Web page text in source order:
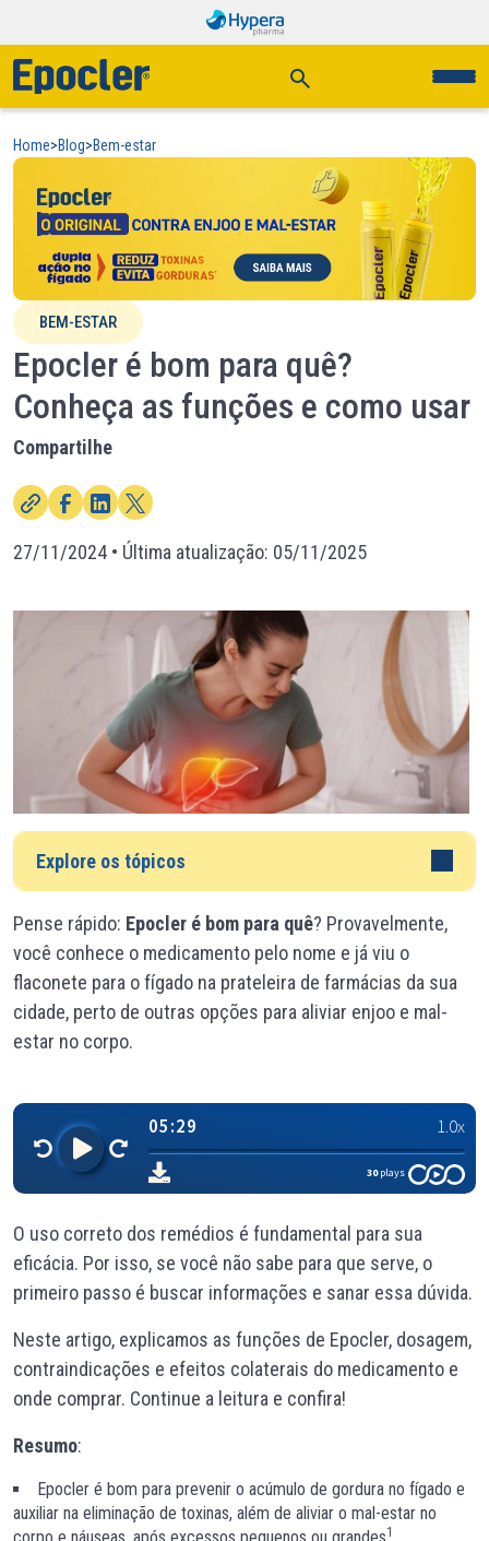
Home>Blog>Bem-estar
BEM-ESTAR
Epocler é bom para quê?
Conheça as funções e como usar
Compartilhe
27/11/2024 • Última atualização: 05/11/2025
Explore os tópicos
Pense rápido: Epocler é bom para quê? Provavelmente,
você conhece o medicamento pelo nome e já viu o
flaconete para o fígado na prateleira de farmácias da sua
cidade, perto de outras opções para aliviar enjoo e mal-
estar no corpo.
O uso correto dos remédios é fundamental para sua
eficácia. Por isso, se você não sabe para que serve, o
primeiro passo é buscar informações e sanar essa dúvida.
Neste artigo, explicamos as funções de Epocler, dosagem,
contraindicações e efeitos colaterais do medicamento e
onde comprar. Continue a leitura e confira!
Resumo:
Epocler é bom para prevenir o acúmulo de gordura no fígado e
auxiliar na eliminação de toxinas, além de aliviar o mal-estar no
1